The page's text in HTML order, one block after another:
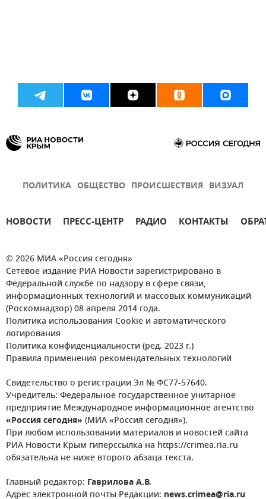
ПОЛИТИКА ОБЩЕСТВО ПРОИСШЕСТВИЯ ВИЗУАЛ
НОВОСТИ ПРЕСС-ЦЕНТР РАДИО КОНТАКТЫ
© 2026 МИА «Россия сегодня»
Сетевое издание РИА Новости зарегистрировано в
Федеральной службе по надзору в сфере связи,
информационных технологий и массовых коммуникаций
(Роскомнадзор) 08 апреля 2014 года.
Политика использования Cookie и автоматического
логирования
Политика конфиденциальности (ред. 2023 г.)
Правила применения рекомендательных технологий
Свидетельство о регистрации Эл № ФС77-57640.
Учредитель: Федеральное государственное унитарное
предприятие Международное информационное агентство
«Россия сегодня» (МИА «Россия сегодня»).
При любом использовании материалов и новостей сайта
РИА Новости Крым гиперссылка на https://crimea.ria.ru
обязательна не ниже второго абзаца текста.
Главный редактор: Гаврилова А.В.
Адрес электронной почты Редакции: news.crimea@ria.ru